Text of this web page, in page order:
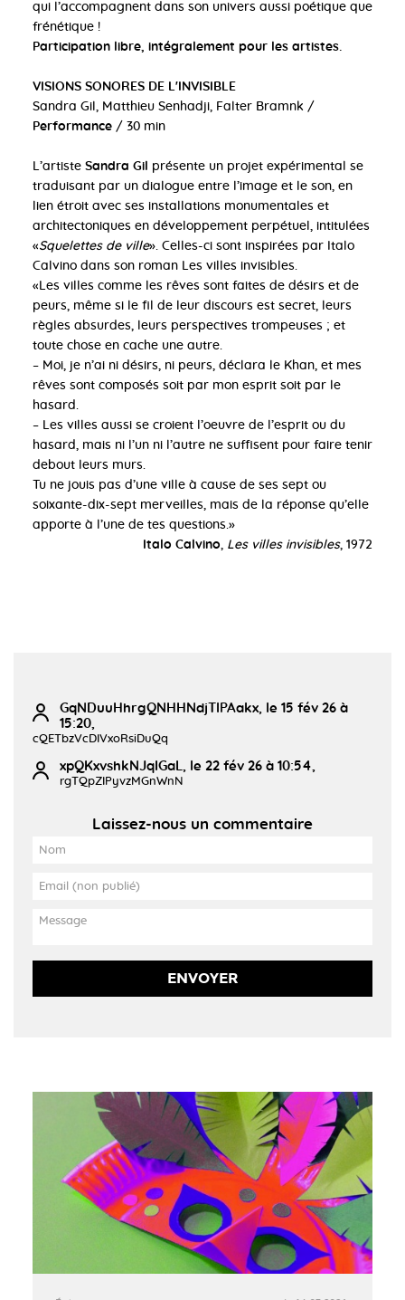
qui l’accompagnent dans son univers aussi poétique que
frénétique !
Participation libre, intégralement pour les artistes.
VISIONS SONORES DE L'INVISIBLE
Sandra Gil, Matthieu Senhadji, Falter Bramnk /
Performance/ 30 min
L’artiste Sandra Gil présente un projet expérimental se
traduisant par un dialogue entre l’image et le son, en
lien étroit avec ses installations monumentales et
architectoniques en développement perpétuel, intitulées
«Squelettes de ville». Celles-ci sont inspirées par Italo
Calvino dans son roman Les villes invisibles.
«Les villes comme les rêves sont faites de désirs et de
peurs, même si le fil de leur discours est secret, leurs
règles absurdes, leurs perspectives trompeuses ; et
toute chose en cache une autre.
– Moi, je n’ai ni désirs, ni peurs, déclara le Khan, et mes
rêves sont composés soit par mon esprit soit par le
hasard.
– Les villes aussi se croient l’oeuvre de l’esprit ou du
hasard, mais ni l’un ni l’autre ne suffisent pour faire tenir
debout leurs murs.
Tu ne jouis pas d’une ville à cause de ses sept ou
soixante-dix-sept merveilles, mais de la réponse qu’elle
apporte à l’une de tes questions.»
Italo Calvino, Les villes invisibles, 1972
GqNDuuHhrgQNHHNdjTlPAakx, le 15 fév 26 à
15:20,
cQETbzVcDIVxoRsiDuQq
xpQKxvshkNJqIGaL, le 22 fév 26 à 10:54,
rgTQpZIPyvzMGnWnN
Laissez-nous un commentaire
ENVOYER